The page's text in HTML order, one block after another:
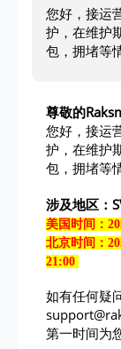
您好，接运
护，在维护
包，拥堵等
尊敬的
您好，接运
护，在维护
包，拥堵等
涉及地区：
美国时间：
北京时间：
21:00
如有任何疑
第一时间为